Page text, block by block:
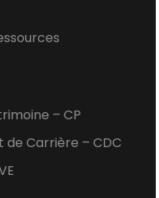
– CP
Carrière – CDC